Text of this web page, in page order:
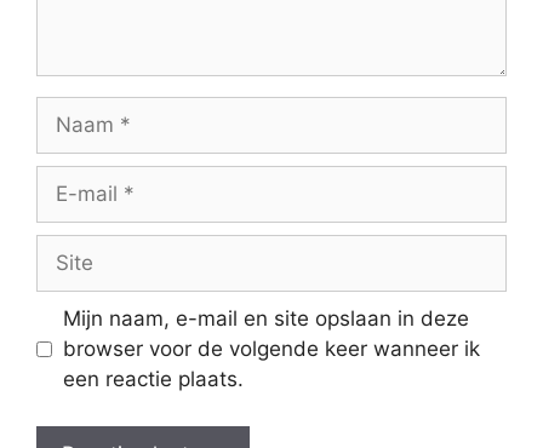
Mijn naam, e-mail en site opslaan in deze
browser voor de volgende keer wanneer ik
een reactie plaats.